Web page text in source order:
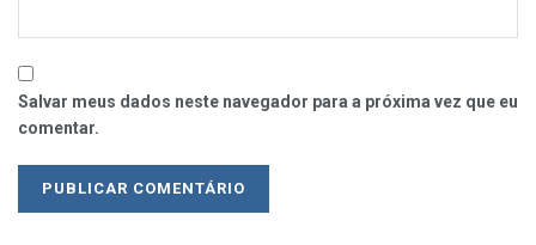
Salvar meus dados neste navegador para a próxima vez que eu
comentar.